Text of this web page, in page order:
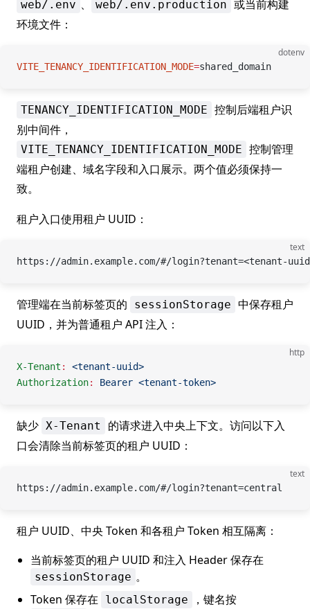
web/.env 、 web/.env.production 或当前构建
环境文件：
dotenv
VITE_TENANCY_IDENTIFICATION_MODE=shared_domain
TENANCY_IDENTIFICATION_MODE 控制后端租户识
别中间件，
VITE_TENANCY_IDENTIFICATION_MODE 控制管理
端租户创建、域名字段和入口展示。两个值必须保持一
致。
租户入口使用租户 UUID：
text
https://admin.example.com/#/login?tenant=<tenant-
管理端在当前标签页的 sessionStorage 中保存租户
UUID，并为普通租户 API 注入：
http
X-Tenant :
<tenant-uuid>
Authorization: Bearer <tenant-token>
缺少 X-Tenant
的请求进入中央上下文。访问以下入
口会清除当前标签页的租户 UUID：
text
https://admin.example.com/#/login?tenant=central
租户 UUID、中央 Token 和各租户 Token 相互隔离：
当前标签页的租户 UUID 和注入 Header 保存在
sessionStorage 。
Token 保存在
localStorage ，键名按